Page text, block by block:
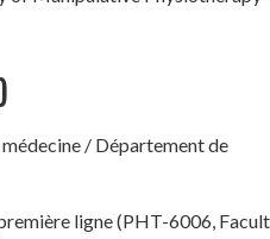
/ Département de
ligne (PHT-6006,